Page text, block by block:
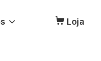
Loja